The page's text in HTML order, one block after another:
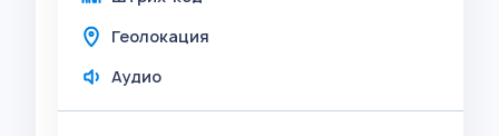
Геолокация
Аудио